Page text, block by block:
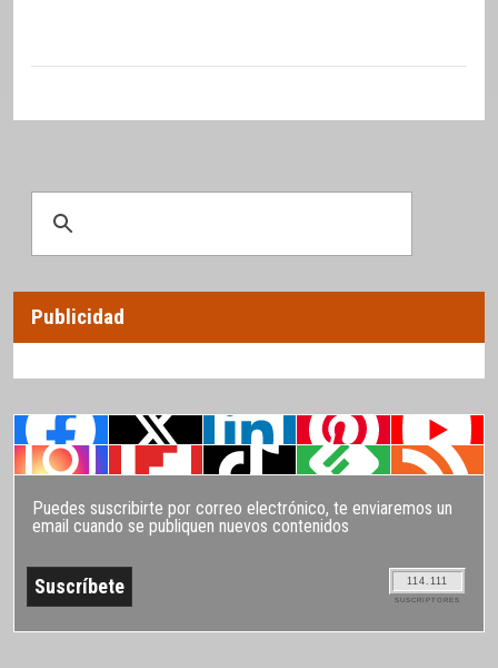
Publicidad
Puedes suscribirte por correo electrónico, te enviaremos un
email cuando se publiquen nuevos contenidos
114.111
SUSCRIPTORES